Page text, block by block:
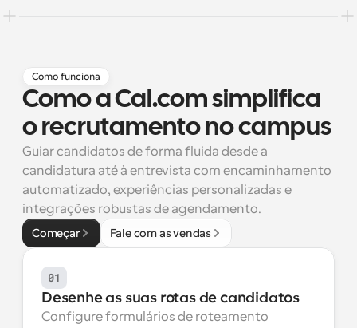
Agendamento potenciado com chamadas
Blogue
Mantenha-se atualizado com as últimas notícias e
atualizações
Reunião com clientes em minutos
Links de Grupo Dinâmico
Agende reuniões de forma fluida com várias pessoas
Receba notificações quando algo acontecer
Como funciona
Como a Cal.com simplifica
o recrutamento no campus
Guiar candidatos de forma fluida desde a
candidatura até à entrevista com encaminhamento
automatizado, experiências personalizadas e
integrações robustas de agendamento.
Começar Fale com as vendas
01
Desenhe as suas rotas de candidatos
Configure formulários de roteamento